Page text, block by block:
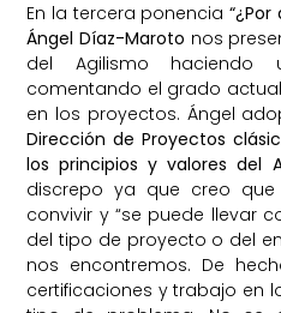
En la tercera ponencia
Ángel Díaz-Maroto nos
del Agilismo
comentando el grado
en los proyectos. Ángel
Dirección de Proyectos
los principios y valores del
discrepo ya que creo
convivir y “se puede llevar
del tipo de proyecto o del
nos encontremos. De
certificaciones y trabajo en